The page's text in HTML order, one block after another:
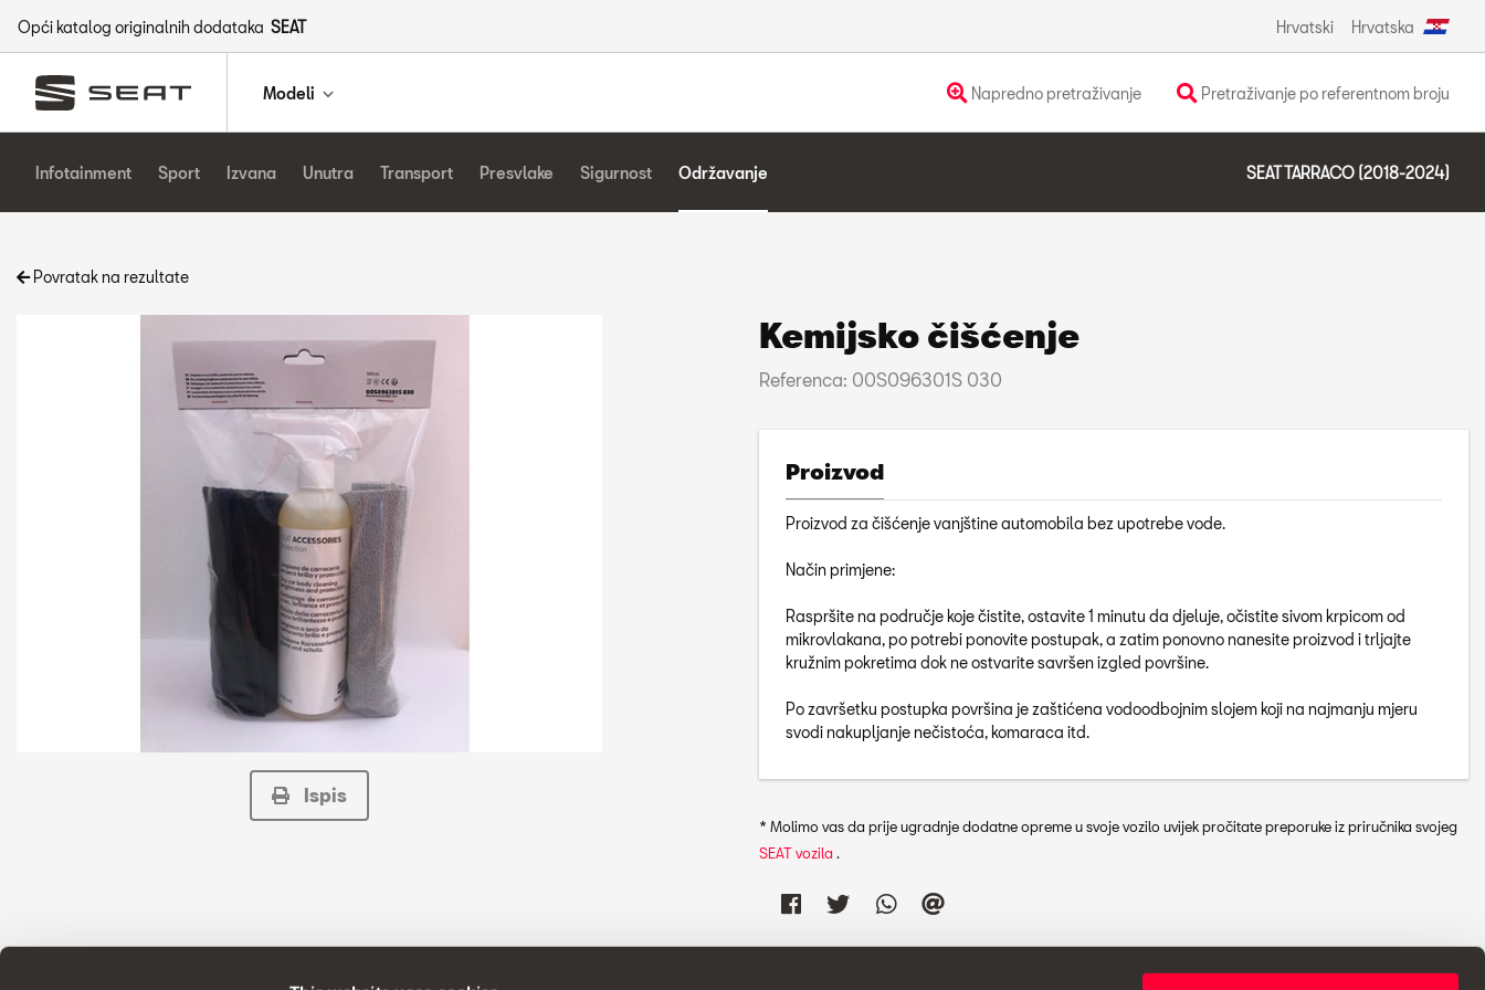
Opći katalog originalnih dodataka SEAT Hrvatski Hrvatska
Modeli Napredno pretraživanje Pretraživanje po referentnom broju
Infotainment Sport Izvana Unutra Transport Presvlake Sigurnost Održavanje SEAT TARRACO (2018-2024)
Povratak na rezultate
Ispis
Kemijsko čišćenje
Referenca: 00S096301S 030
Proizvod
Proizvod za čišćenje vanjštine automobila bez upotrebe vode.
Način primjene:
Raspršite na područje koje čistite, ostavite 1 minutu da djeluje, očistite sivom krpicom od
mikrovlakana, po potrebi ponovite postupak, a zatim ponovno nanesite proizvod i trljajte
kružnim pokretima dok ne ostvarite savršen izgled površine.
Po završetku postupka površina je zaštićena vodoodbojnim slojem koji na najmanju mjeru
svodi nakupljanje nečistoća, komaraca itd.
* Molimo vas da prije ugradnje dodatne opreme u svoje vozilo uvijek pročitate preporuke iz priručnika svojeg
SEAT vozila.